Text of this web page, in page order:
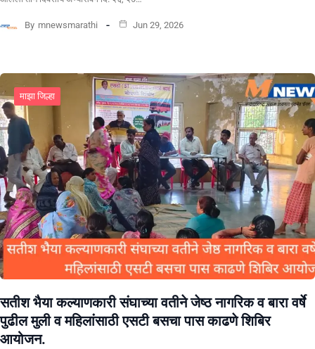
By mnewsmarathi Jun 29, 2026
माझा जिल्हा
सतीश भैया कल्याणकारी संघाच्या वतीने जेष्ठ नागरिक व बारा वर्षे
पुढील मुली व महिलांसाठी एसटी बसचा पास काढणे शिबिर
आयोजन.